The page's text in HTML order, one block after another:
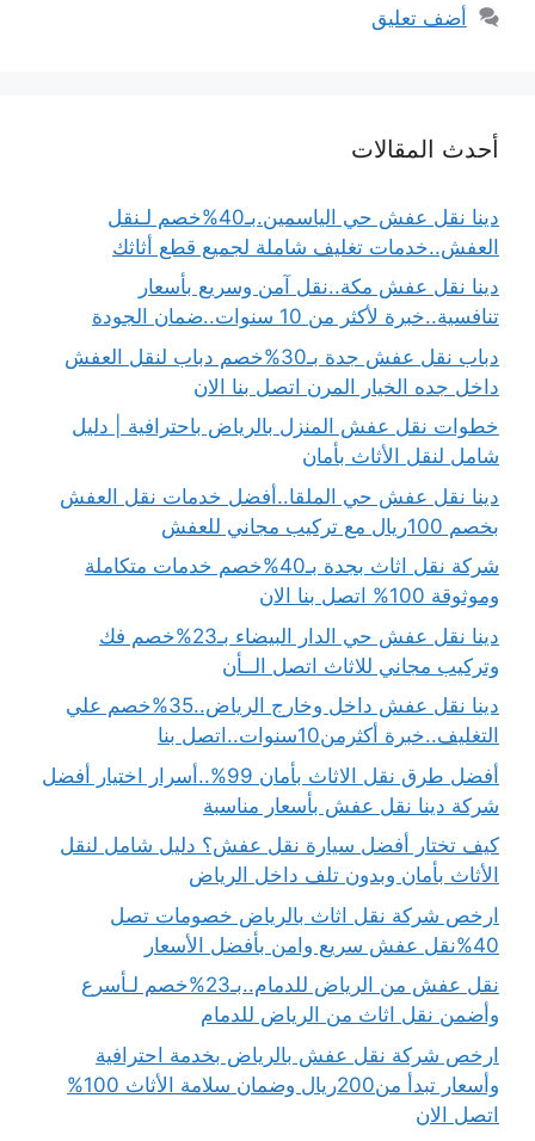
أضف تعليق
أحدث المقالات
دينا نقل عفش حي الياسمين.بـ40%خصم لـنقل
العفش..خدمات تغليف شاملة لجميع قطع أثاثك
دينا نقل عفش مكة..نقل آمن وسريع بأسعار
تنافسية..خبرة لأكثر من 10 سنوات..ضمان الجودة
دباب نقل عفش جدة بـ30%خصم دباب لنقل العفش
داخل جده الخيار المرن اتصل بنا الان
خطوات نقل عفش المنزل بالرياض باحترافية | دليل
شامل لنقل الأثاث بأمان
دينا نقل عفش حي الملقا..أفضل خدمات نقل العفش
بخصم 100ريال مع تركيب مجاني للعفش
شركة نقل اثاث بجدة بـ40%خصم خدمات متكاملة
وموثوقة 100% اتصل بنا الان
دينا نقل عفش حي الدار البيضاء بـ23%خصم فك
وتركيب مجاني للاثاث اتصل الــأن
دينا نقل عفش داخل وخارج الرياض..35%خصم علي
التغليف..خبرة أكثرمن10سنوات..اتصل بنا
أفضل طرق نقل الاثاث بأمان 99%..أسرار اختيار أفضل
شركة دينا نقل عفش بأسعار مناسبة
كيف تختار أفضل سيارة نقل عفش؟ دليل شامل لنقل
الأثاث بأمان وبدون تلف داخل الرياض
ارخص شركة نقل اثاث بالرياض خصومات تصل
40%نقل عفش سريع وامن بأفضل الأسعار
نقل عفش من الرياض للدمام..بـ23%خصم لـأسرع
وأضمن نقل اثاث من الرياض للدمام
ارخص شركة نقل عفش بالرياض بخدمة احترافية
وأسعار تبدأ من200ريال وضمان سلامة الأثاث 100%
اتصل الان